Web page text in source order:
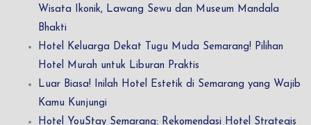
Wisata Ikonik, Lawang Sewu dan Museum Mandala
Bhakti
Hotel Keluarga Dekat Tugu Muda Semarang! Pilihan
Hotel Murah untuk Liburan Praktis
Luar Biasa! Inilah Hotel Estetik di Semarang yang Wajib
Kamu Kunjungi
Hotel YouStay Semarang: Rekomendasi Hotel Strategis